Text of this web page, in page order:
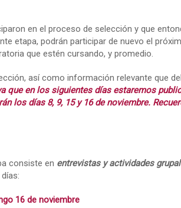
en el proceso de selección y que
etapa, podrán participar de nuevo el
que estén cursando, y promedio.
así como información relevante que
que en los siguientes días estaremos
los días 8, 9, 15 y 16 de noviembre.
consiste en entrevistas y actividades
16 de noviembre